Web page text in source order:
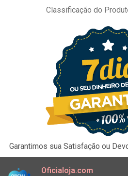
Classificação do
Garantimos sua Satisfação ou
Oficialoja.com